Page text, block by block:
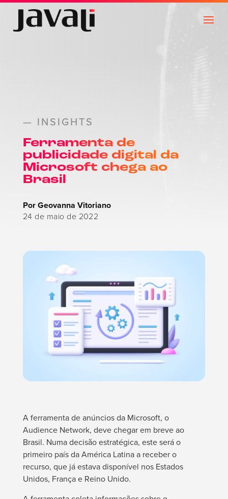
— INSIGHTS
Ferramenta de
publicidade digital da
Microsoft chega ao
Brasil
Por Geovanna Vitoriano
24 de maio de 2022
A ferramenta de anúncios da Microsoft, o
Audience Network, deve chegar em breve ao
Brasil. Numa decisão estratégica, este será o
primeiro país da América Latina a receber o
recurso, que já estava disponível nos Estados
Unidos, França e Reino Unido.